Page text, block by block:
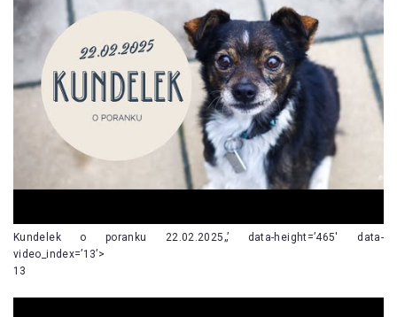
Kundelek o poranku 22.02.2025„’ data-height=’465′ data-
video_index=’13’>
13